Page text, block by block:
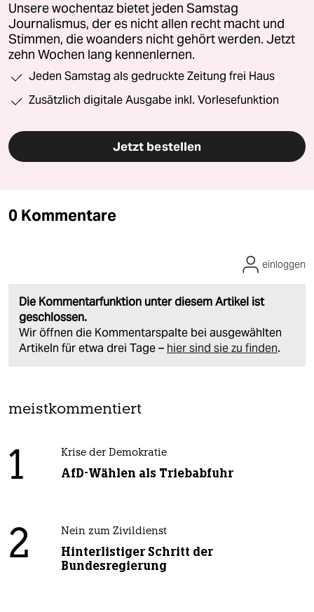
Unsere wochentaz bietet jeden Samstag
Journalismus, der es nicht allen recht macht und
Stimmen, die woanders nicht gehört werden. Jetzt
zehn Wochen lang kennenlernen.
Jeden Samstag als gedruckte Zeitung frei Haus
Zusätzlich digitale Ausgabe inkl. Vorlesefunktion
Jetzt bestellen
0 Kommentare
Die Kommentarfunktion unter diesem Artikel ist
geschlossen.
Wir öffnen die Kommentarspalte bei ausgewählten
Artikeln für etwa drei Tage – hier sind sie zu finden.
einloggen
meistkommentiert
1 Krise der Demokratie
AfD-Wählen als Triebabfuhr
2 Nein zum Zivildienst
Hinterlistiger Schritt der
Bundesregierung